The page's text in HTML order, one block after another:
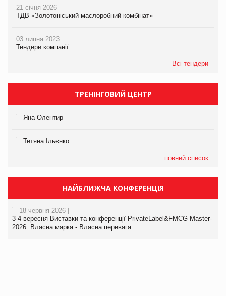
21 січня 2026
ТДВ «Золотоніський маслоробний комбінат»
03 липня 2023
Тендери компанії
Всі тендери
ТРЕНІНГОВИЙ ЦЕНТР
Яна Олентир
Тетяна Ільєнко
повний список
НАЙБЛИЖЧА КОНФЕРЕНЦІЯ
18 червня 2026 |
3-4 вересня Виставки та конференції PrivateLabel&FMCG Master-
2026: Власна марка - Власна перевага